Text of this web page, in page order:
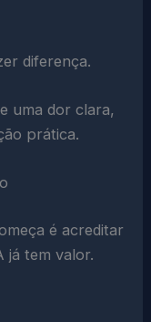
diferença.
uma dor clara,
prática.
é acreditar
já tem valor.